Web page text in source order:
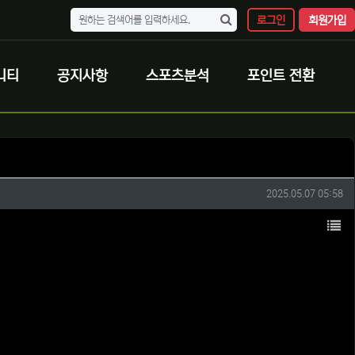
로그인 회원가입
티 공지사항 스포츠분석 포인트 전환
작성일
2025.05.07 05:58
목